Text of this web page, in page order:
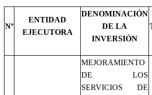
Nº
ENTIDAD
EJECUTORA
DENOMINACIÓN
DE LA
INVERSIÓN
MEJORAMIENTO
DE LOS
SERVICIOS DE